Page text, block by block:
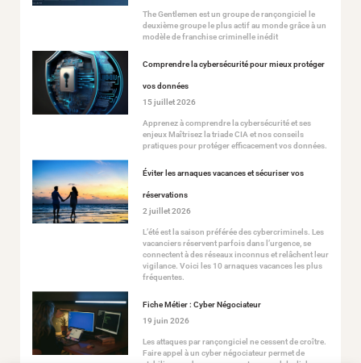
The Gentlemen est un groupe de rançongiciel le
deuxième groupe le plus actif au monde grâce à un
modèle de franchise criminelle inédit
Comprendre la cybersécurité pour mieux protéger
vos données
15 juillet 2026
Apprenez à comprendre la cybersécurité et ses
enjeux Maîtrisez la triade CIA et nos conseils
pratiques pour protéger efficacement vos données.
Éviter les arnaques vacances et sécuriser vos
réservations
2 juillet 2026
L’été est la saison préférée des cybercriminels. Les
vacanciers réservent parfois dans l’urgence, se
connectent à des réseaux inconnus et relâchent leur
vigilance. Voici les 10 arnaques vacances les plus
fréquentes.
Fiche Métier : Cyber Négociateur
19 juin 2026
Les attaques par rançongiciel ne cessent de croître.
Faire appel à un cyber négociateur permet de